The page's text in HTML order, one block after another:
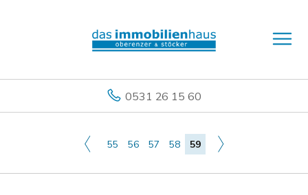
0531 26 15 60
55 56 57 58 59